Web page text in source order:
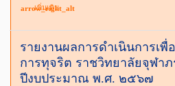
arrow_right_alt
เพิ่มเติม
รายงานผลการดำเนินการเพื่
การทุจริต ราชวิทยาลัยจุฬา
ปีงบประมาณ พ.ศ. ๒๕๖๗